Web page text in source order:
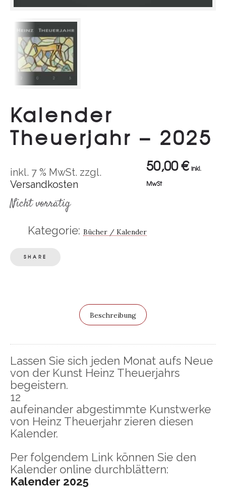
Kalender
Theuerjahr – 2025
inkl. 7 % MwSt. zzgl.
Versandkosten
50,00€ inkl.
MwSt
Nicht vorrätig
Kategorie: Bücher / Kalender
SHARE
Beschreibung
Lassen Sie sich jeden Monat aufs Neue
von der Kunst Heinz Theuerjahrs
begeistern.
12
aufeinander abgestimmte Kunstwerke
von Heinz Theuerjahr zieren diesen
Kalender.
Per folgendem Link können Sie den
Kalender online durchblättern:
Kalender 2025